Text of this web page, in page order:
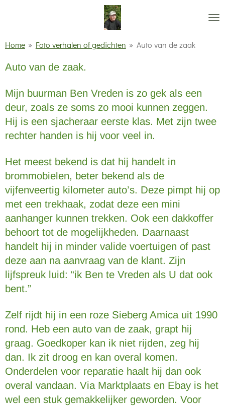
hoofdinhoud
Home » Foto verhalen of gedichten » Auto van de zaak
Auto van de zaak.
Mijn buurman Ben Vreden is zo gek als een
deur, zoals ze soms zo mooi kunnen zeggen.
Hij is een sjacheraar eerste klas. Met zijn twee
rechter handen is hij voor veel in.
Het meest bekend is dat hij handelt in
brommobielen, beter bekend als de
vijfenveertig kilometer auto’s. Deze pimpt hij op
met een trekhaak, zodat deze een mini
aanhanger kunnen trekken. Ook een dakkoffer
behoort tot de mogelijkheden. Daarnaast
handelt hij in minder valide voertuigen of past
deze aan na aanvraag van de klant. Zijn
lijfspreuk luid: “ik Ben te Vreden als U dat ook
bent.”
Zelf rijdt hij in een roze Sieberg Amica uit 1990
rond. Heb een auto van de zaak, grapt hij
graag. Goedkoper kan ik niet rijden, zeg hij
dan. Ik zit droog en kan overal komen.
Onderdelen voor reparatie haalt hij dan ook
overal vandaan. Via Marktplaats en Ebay is het
wel een stuk gemakkelijker geworden. Voor